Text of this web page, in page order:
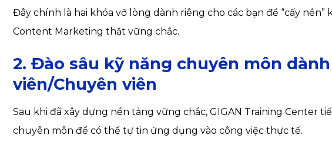
Đây chính là hai khóa vỡ lòng dành riêng cho các bạn để “cấy
Content Marketing thật vững chắc.
2. Đào sâu kỹ năng chuyên môn
viên/Chuyên viên
Sau khi đã xây dựng nền tảng vững chắc, GIGAN Training Center
chuyên môn để có thể tự tin ứng dụng vào công việc thực tế.